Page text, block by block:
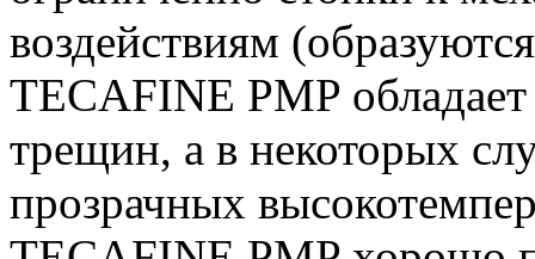
воздействиям
TECAFINE PMP
трещин, а в некоторых
прозрачных